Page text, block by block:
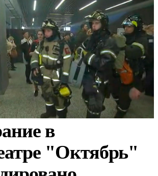
в
"Октябрь"